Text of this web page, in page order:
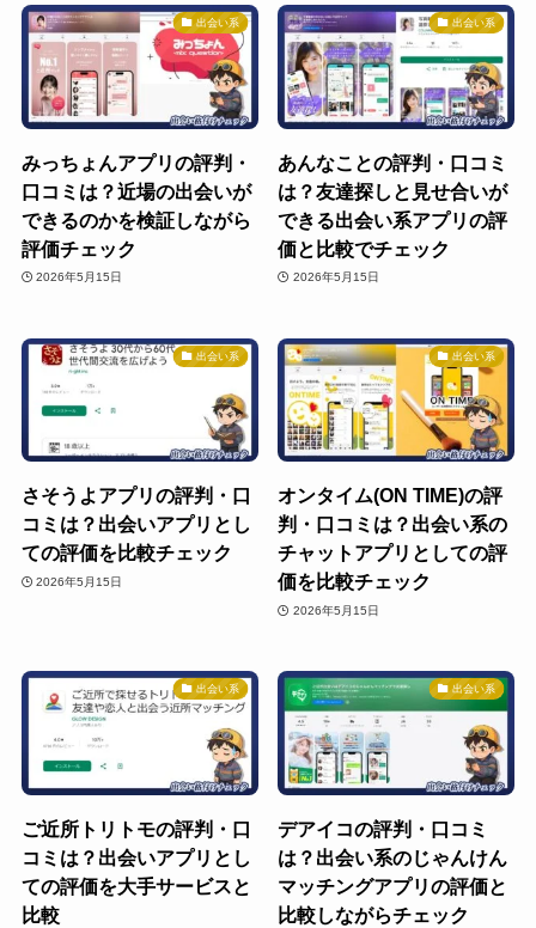
出会い系
みっちょんアプリの評判・
口コミは？近場の出会いが
できるのかを検証しながら
評価チェック
2026年5月15日
出会い系
あんなことの評判・口コミ
は？友達探しと見せ合いが
できる出会い系アプリの評
価と比較でチェック
2026年5月15日
出会い系
さそうよアプリの評判・口
コミは？出会いアプリとし
ての評価を比較チェック
2026年5月15日
出会い系
オンタイム(ON TIME)の評
判・口コミは？出会い系の
チャットアプリとしての評
価を比較チェック
2026年5月15日
出会い系
ご近所トリトモの評判・口
コミは？出会いアプリとし
ての評価を大手サービスと
比較
出会い系
デアイコの評判・口コミ
は？出会い系のじゃんけん
マッチングアプリの評価と
比較しながらチェック